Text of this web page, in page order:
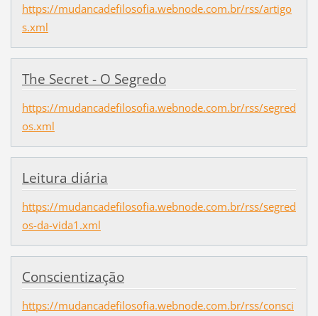
https://mudancadefilosofia.webnode.com.br/rss/artigo
s.xml
The Secret - O Segredo
https://mudancadefilosofia.webnode.com.br/rss/segred
os.xml
Leitura diária
https://mudancadefilosofia.webnode.com.br/rss/segred
os-da-vida1.xml
Conscientização
https://mudancadefilosofia.webnode.com.br/rss/consci